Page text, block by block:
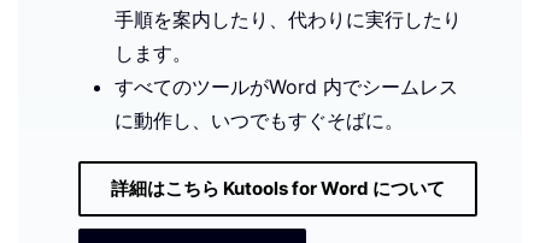
手順を案内したり、代わりに実行したり
します。
すべてのツールがWord 内でシームレス
に動作し、いつでもすぐそばに。
詳細はこちら Kutools for Word について